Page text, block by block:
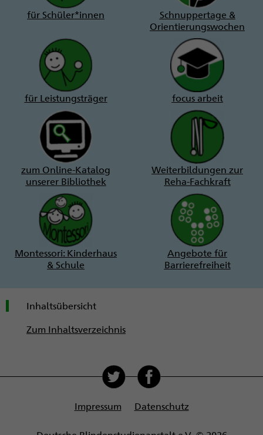
für Schüler*innen
Schnuppertage &
Orientierungswochen
für Leistungsträger focus arbeit
zum Online-Katalog
unserer Bibliothek
Weiterbildungen zur
Reha-Fachkraft
Montessori: Kinderhaus
& Schule
Angebote für
Barrierefreiheit
Inhaltsübersicht
Zum Inhaltsverzeichnis
Impressum Datenschutz